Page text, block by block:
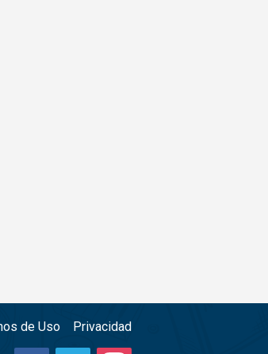
de Uso Privacidad